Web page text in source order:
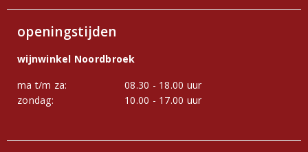
openingstijden
wijnwinkel Noordbroek
ma t/m za:
08.30 - 18.00 uur
zondag:
10.00 - 17.00 uur